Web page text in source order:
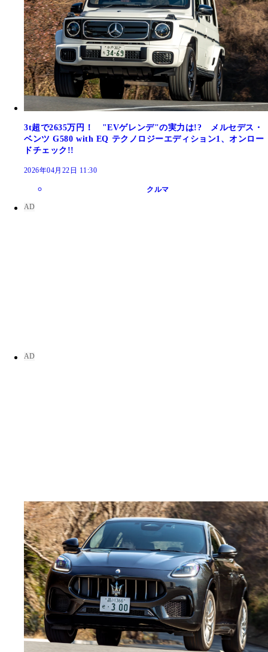
3t超で2635万円！ "EVゲレンデ"の実力は!? メルセデス・
ベンツ G580 with EQ テクノロジーエディション1、オンロー
ドチェック!!
2026年04月22日 11:30
クルマ